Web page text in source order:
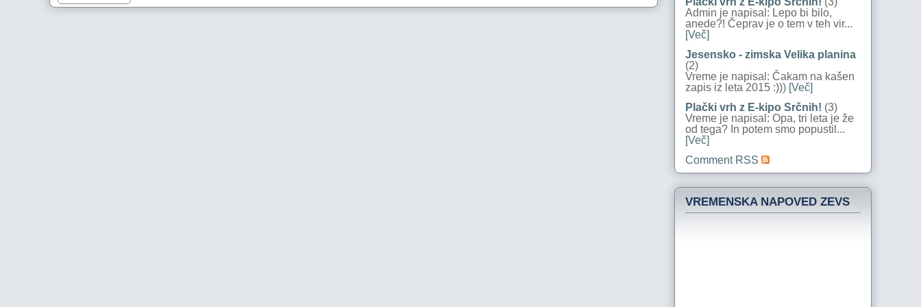
Admin je napisal: Lepo bi bilo,
anede?! Čeprav je o tem v teh vir...
[Več]
Jesensko - zimska Velika planina
(2)
Vreme je napisal: Čakam na kašen
zapis iz leta 2015 :))) [Več]
Plački vrh z E-kipo Srčnih! (3)
Vreme je napisal: Opa, tri leta je že
od tega? In potem smo popustil...
[Več]
Comment RSS
VREMENSKA NAPOVED ZEVS